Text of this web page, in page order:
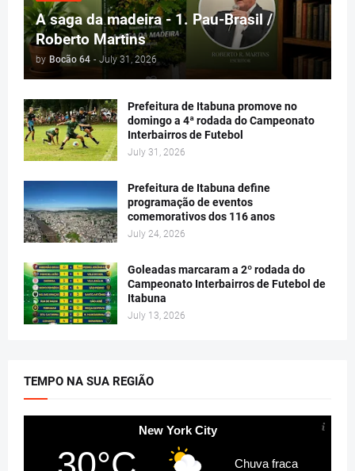
A saga da madeira - 1. Pau-Brasil /
Roberto Martins
by Bocão 64 - July 31, 2026
Prefeitura de Itabuna promove no
domingo a 4ª rodada do Campeonato
Interbairros de Futebol
July 31, 2026
Prefeitura de Itabuna define
programação de eventos
comemorativos dos 116 anos
July 24, 2026
Goleadas marcaram a 2º rodada do
Campeonato Interbairros de Futebol de
Itabuna
July 13, 2026
TEMPO NA SUA REGIÃO
New York City
Chuva fraca